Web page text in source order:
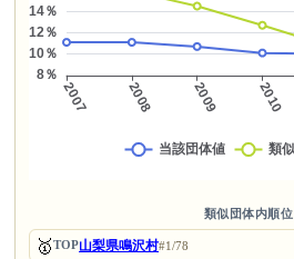
類似団体内順位
🥇TOP山梨県鳴沢村#1/78